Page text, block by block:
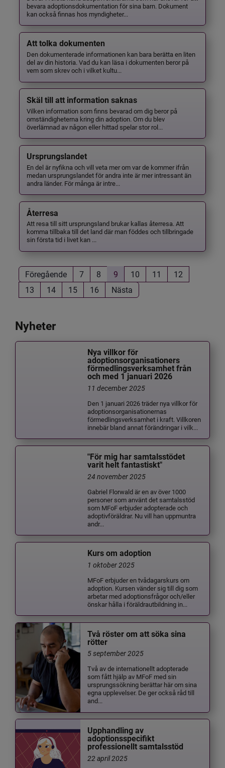
bevara adoptionsdokumentation för sina barn. Dokument
kan också finnas hos myndigheter...
Att tolka dokumenten
Den dokumenterade informationen kan bara berätta en liten
del av din historia. Vad du kan läsa i dokumenten beror på
vem som skrev och i vilket kultu...
Skäl till att information saknas
Vilken information som finns bevarad om dig beror på
omständigheterna kring din adoption. Om du blev
överlämnad av någon eller hittad spelar stor rol...
Ursprungslandet
En del är nyfikna och vill veta mer om var de kommer ifrån
medan ursprungslandet för andra inte är mer intressant än
andra länder. För många är intre...
Återresa
Att resa till sitt ursprungsland brukar kallas återresa. Att
komma tillbaka till det land där man föddes och tillbringade
sin första tid i livet kan ...
Föregående 7 8 9 10 11
12
13
14 15 16 Nästa
Nyheter
Nya villkor för
adoptionsorganisationers
förmedlingsverksamhet från
och med 1 januari 2026
11 december 2025
Den 1 januari 2026 träder nya villkor för
adoptionsorganisationernas
förmedlingsverksamhet i kraft. Villkoren
innebär bland annat förändringar i vilk...
"För mig har samtalsstödet
varit helt fantastiskt"
24 november 2025
Gabriel Florwald är en av över 1000
personer som använt det samtalsstöd
som MFoF erbjuder adopterade och
adoptivföräldrar. Nu vill han uppmuntra
andr...
Kurs om adoption
1 oktober 2025
MFoF erbjuder en tvådagarskurs om
adoption. Kursen vänder sig till dig som
arbetar med adoptionsfrågor och/eller
önskar hålla i föräldrautbildning in...
Två röster om att söka sina
rötter
5 september 2025
Två av de internationellt adopterade
som fått hjälp av MFoF med sin
ursprungssökning berättar här om sina
egna upplevelser. De ger också råd till
and...
Upphandling av
adoptionsspecifikt
professionellt samtalsstöd
22 april 2025